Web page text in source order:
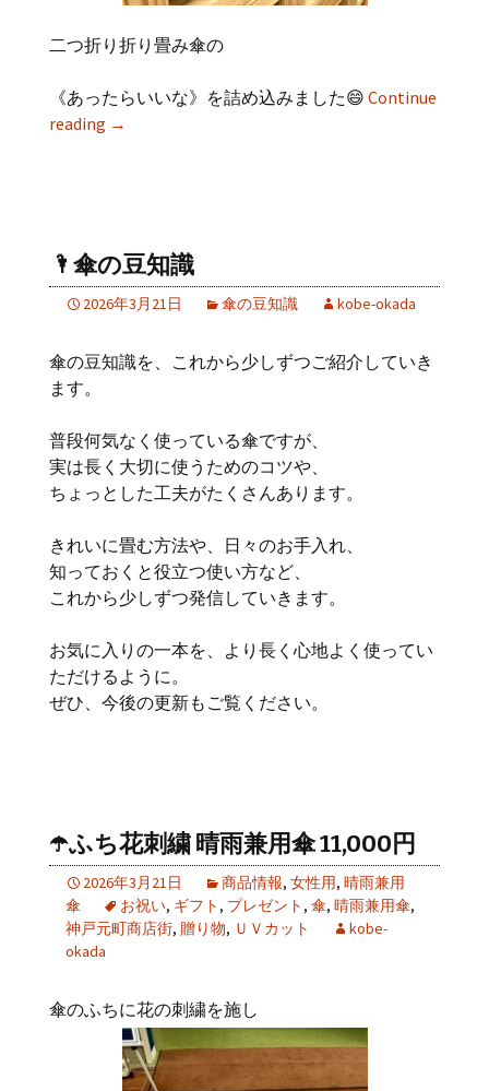
二つ折り折り畳み傘の
《あったらいいな》を詰め込みました😄 Continue
reading →
🌂傘の豆知識
2026年3月21日 傘の豆知識 kobe-okada
傘の豆知識を、これから少しずつご紹介していき
ます。
普段何気なく使っている傘ですが、
実は長く大切に使うためのコツや、
ちょっとした工夫がたくさんあります。
きれいに畳む方法や、日々のお手入れ、
知っておくと役立つ使い方など、
これから少しずつ発信していきます。
お気に入りの一本を、より長く心地よく使ってい
ただけるように。
ぜひ、今後の更新もご覧ください。
☂️ふち花刺繍 晴雨兼用傘 11,000円
2026年3月21日 商品情報, 女性用, 晴雨兼用
傘
お祝い, ギフト , プレゼント , 傘, 晴雨兼用傘,
神戸元町商店街, 贈り物, ＵＶカット
kobe-
okada
傘のふちに花の刺繍を施し